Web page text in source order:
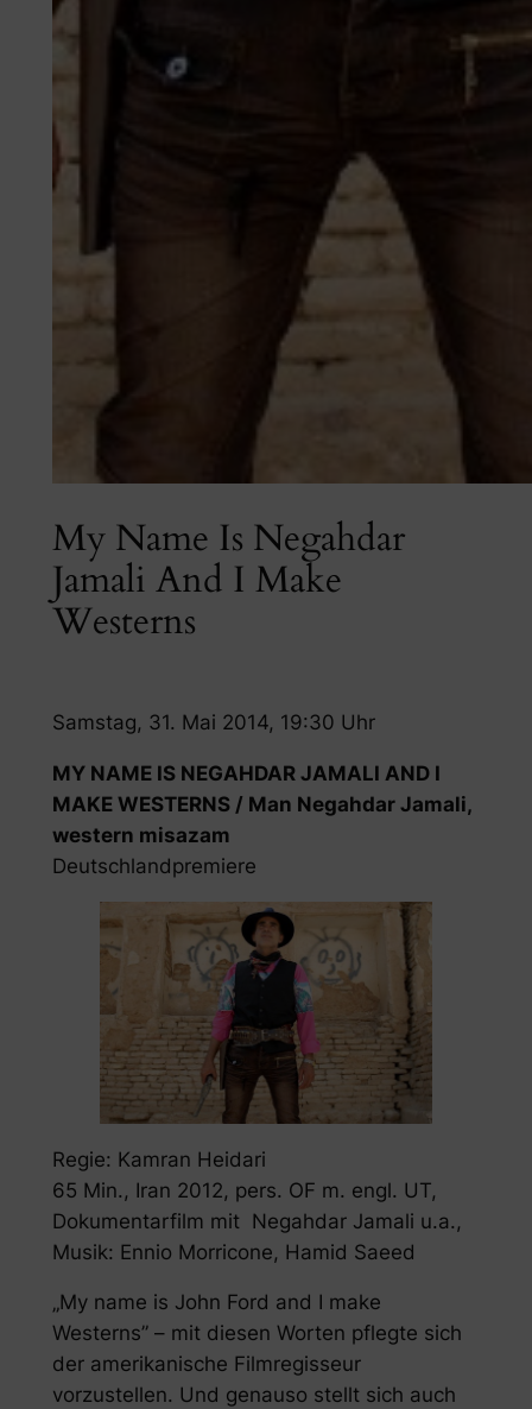
My Name Is Negahdar
Jamali And I Make
Westerns
Samstag, 31. Mai 2014, 19:30 Uhr
MY NAME IS NEGAHDAR JAMALI AND I
MAKE WESTERNS / Man Negahdar Jamali,
western misazam
Deutschlandpremiere
Regie: Kamran Heidari
65 Min., Iran 2012, pers. OF m. engl. UT,
Dokumentarfilm mit Negahdar Jamali u.a.,
Musik: Ennio Morricone, Hamid Saeed
„My name is John Ford and I make
Westerns” – mit diesen Worten pflegte sich
der amerikanische Filmregisseur
vorzustellen. Und genauso stellt sich auch